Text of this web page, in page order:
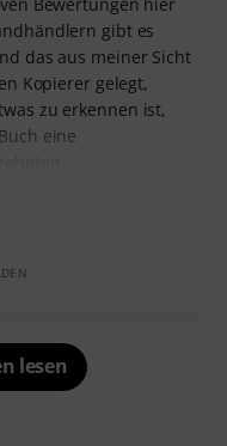
gibt es
das aus meiner Sicht
Kopierer gelegt,
zu erkennen ist,
eine
lesen